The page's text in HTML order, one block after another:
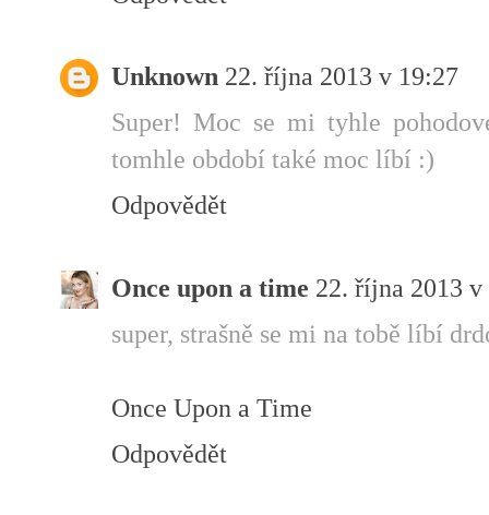
Unknown 22. října 2013 v 19:27
Super! Moc se mi tyhle
tomhle období také moc líbí :)
Odpovědět
Once upon a time 22. října 2013 v
super, strašně se mi na tobě líbí
Once Upon a Time
Odpovědět